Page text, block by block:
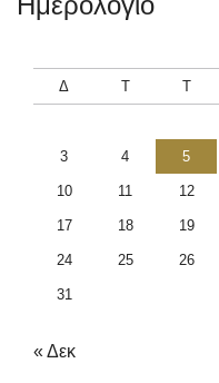
Δ Τ Τ
3 4 5
10 11 12
17 18 19
24 25 26
31
« Δεκ